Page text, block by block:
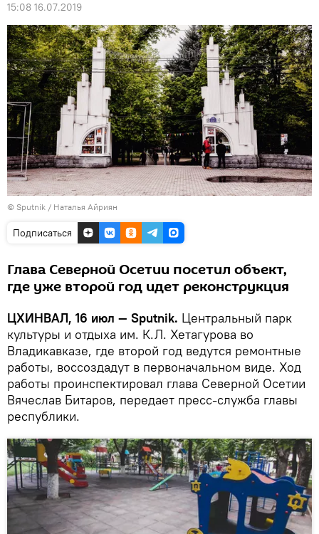
15:08 16.07.2019
© Sputnik / Наталья Айриян
Подписаться
Глава Северной Осетии посетил объект,
где уже второй год идет реконструкция
ЦХИНВАЛ, 16 июл — Sputnik. Центральный парк
культуры и отдыха им. К.Л. Хетагурова во
Владикавказе, где второй год ведутся ремонтные
работы, воссоздадут в первоначальном виде. Ход
работы проинспектировал глава Северной Осетии
Вячеслав Битаров, передает пресс-служба главы
республики.